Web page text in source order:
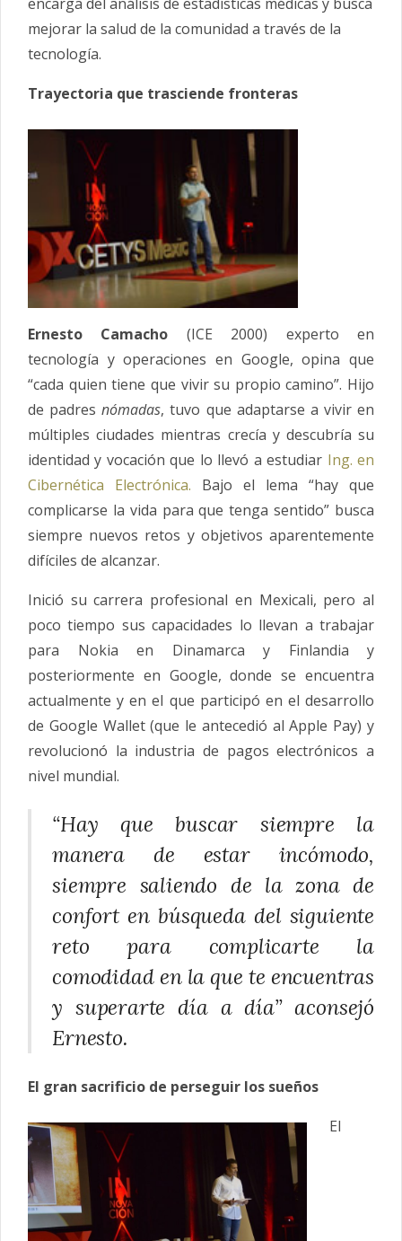
mejorar la salud de la comunidad a través de la
tecnología.
Trayectoria que trasciende fronteras
Ernesto Camacho (ICE 2000) experto en
tecnología y operaciones en Google, opina que
“cada quien tiene que vivir su propio camino”. Hijo
de padres nómadas, tuvo que adaptarse a vivir en
múltiples ciudades mientras crecía y descubría su
identidad y vocación que lo llevó a estudiar Ing. en
Cibernética Electrónica. Bajo el lema “hay que
complicarse la vida para que tenga sentido” busca
siempre nuevos retos y objetivos aparentemente
difíciles de alcanzar.
Inició su carrera profesional en Mexicali, pero al
poco tiempo sus capacidades lo llevan a trabajar
para Nokia en Dinamarca y Finlandia y
posteriormente en Google, donde se encuentra
actualmente y en el que participó en el desarrollo
de Google Wallet (que le antecedió al Apple Pay) y
revolucionó la industria de pagos electrónicos a
nivel mundial.
“Hay que buscar siempre la
manera de estar incómodo,
siempre saliendo de la zona de
confort en búsqueda del siguiente
reto para complicarte la
comodidad en la que te encuentras
y superarte día a día” aconsejó
Ernesto.
El gran sacrificio de perseguir los sueños
El